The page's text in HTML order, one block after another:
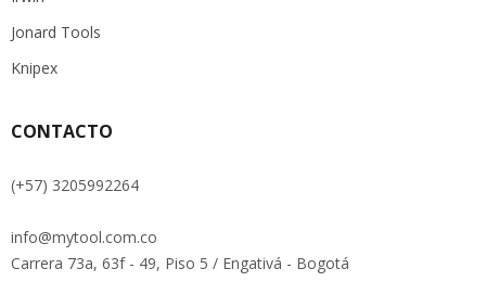
Jonard Tools
Knipex
CONTACTO
(+57) 3205992264
info@mytool.com.co
Carrera 73a, 63f - 49, Piso 5 / Engativá - Bogotá